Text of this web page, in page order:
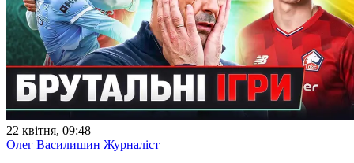
22 квітня, 09:48
Олег Василишин Журналіст